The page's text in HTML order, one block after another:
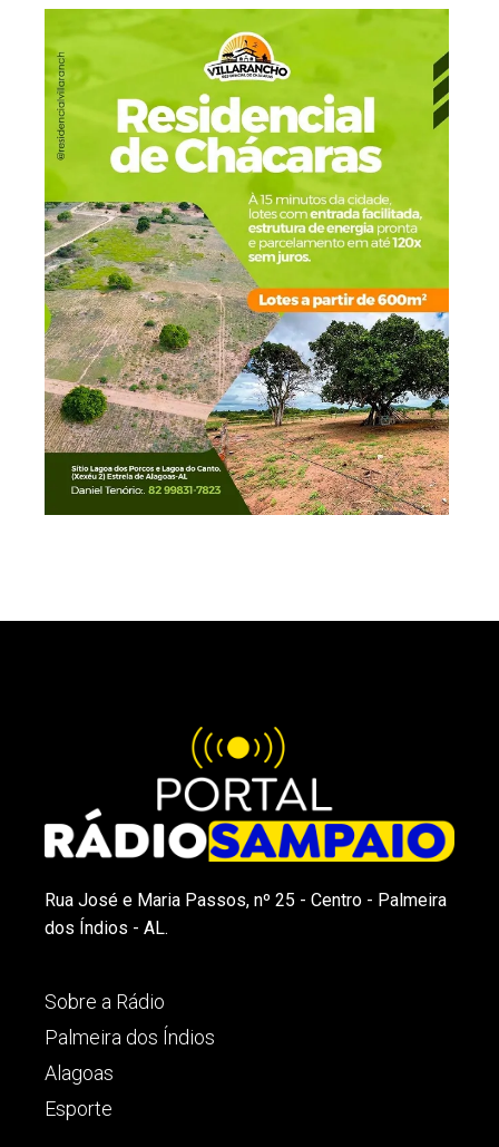
Rua José e Maria Passos, nº 25 - Centro - Palmeira
dos Índios - AL.
Sobre a Rádio
Palmeira dos Índios
Alagoas
Esporte